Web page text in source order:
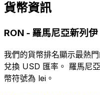
貨幣資訊
RON - 羅馬尼亞新列伊
我們的貨幣排名顯示最熱
兌換 USD 匯率。 羅馬尼
幣符號為 lei。